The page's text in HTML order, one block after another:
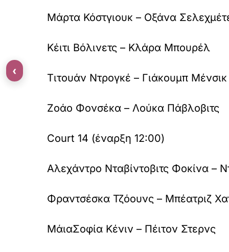
Μάρτα Κόστγιουκ – Οξάνα
Κέιτι Βόλινετς – Κλάρα Μπουρέλ
Τιτουάν Ντρογκέ – Γιάκουμπ Μένσικ
Ζοάο Φονσέκα – Λούκα Πάβλοβιτς
Court 14 (έναρξη 12:00)
Αλεχάντρο Νταβίντοβιτς Φοκίνα –
Φραντσέσκα Τζόουνς – Μπέατριζ
ΜάιαΣοφία Κένιν – Πέιτον Στερνς
‹